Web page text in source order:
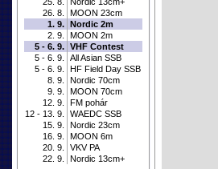
26. 8.
MOON 23cm
1. 9. Nordic 2m
2. 9.
MOON 2m
5 - 6. 9. VHF Contest
5 - 6. 9.
All Asian SSB
5 - 6. 9.
HF Field Day SSB
8. 9.
Nordic 70cm
9. 9.
MOON 70cm
12. 9.
FM pohár
12 - 13. 9.
WAEDC SSB
15. 9.
Nordic 23cm
16. 9.
MOON 6m
20. 9.
VKV PA
22. 9.
Nordic 13cm+